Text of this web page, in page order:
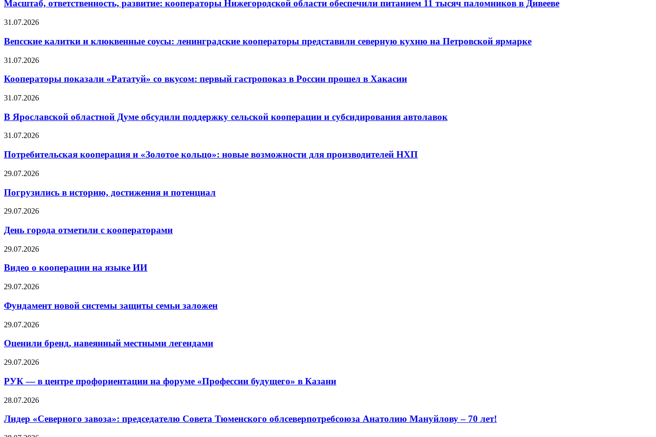
Масштаб, ответственность, развитие: кооператоры Нижегородской области обеспечили питанием 11 тысяч паломников в Дивееве
31.07.2026
Вепсские калитки и клюквенные соусы: ленинградские кооператоры представили северную кухню на Петровской ярмарке
31.07.2026
Кооператоры показали «Рататуй» со вкусом: первый гастропоказ в России прошел в Хакасии
31.07.2026
В Ярославской областной Думе обсудили поддержку сельской кооперации и субсидирования автолавок
31.07.2026
Потребительская кооперация и «Золотое кольцо»: новые возможности для производителей НХП
29.07.2026
Погрузились в историю, достижения и потенциал
29.07.2026
День города отметили с кооператорами
29.07.2026
Видео о кооперации на языке ИИ
29.07.2026
Фундамент новой системы защиты семьи заложен
29.07.2026
Оценили бренд, навеянный местными легендами
29.07.2026
РУК — в центре профориентации на форуме «Профессии будущего» в Казани
28.07.2026
Лидер «Северного завоза»: председателю Совета Тюменского облсеверпотребсоюза Анатолию Мануйлову – 70 лет!